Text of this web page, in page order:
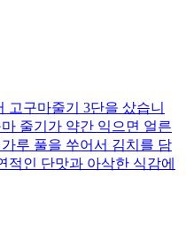
고구마줄기 3단을 샀습니
줄기가 약간 익으면 얼른
루 풀을 쑤어서 김치를 담
적인 단맛과 아삭한 식감에